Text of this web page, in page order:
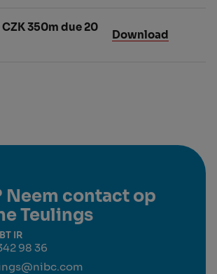
350m due 20
Download
Neem contact op
Teulings
IR
98 36